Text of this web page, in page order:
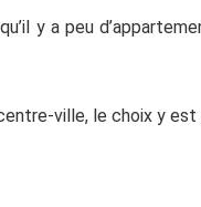
y a peu
ville, le choix y